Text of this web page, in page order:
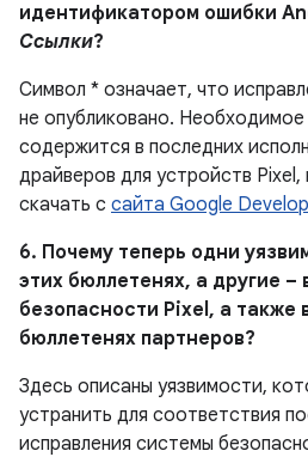
идентификатором ошибки
Ссылки?
Символ * означает, что
не опубликовано.
содержится в последних
драйверов для устройств
скачать с сайта Google
6. Почему теперь одни
этих бюллетенях, а другие –
безопасности Pixel, а также
бюллетенях партнеров?
Здесь описаны уязвимости,
устранить для соответствия
исправления системы